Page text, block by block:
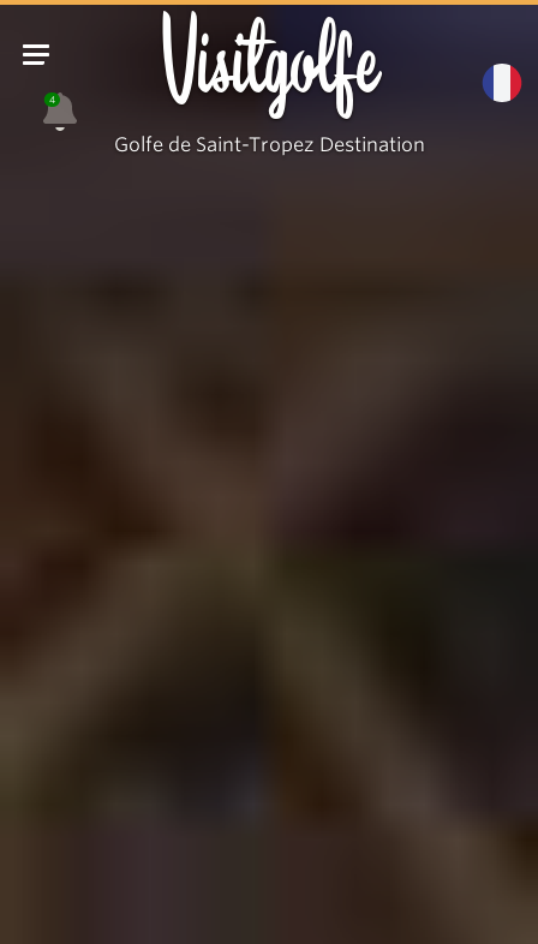
4 Visitgolfe
Golfe de Saint-Tropez Destination